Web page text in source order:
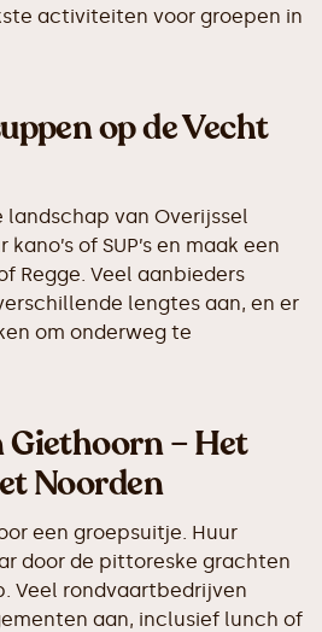
activiteiten voor groepen in
op de Vecht
van Overijssel
of SUP’s en maak een
Regge. Veel aanbieders
lengtes aan, en er
om onderweg te
Giethoorn – Het
Noorden
een groepsuitje. Huur
door de pittoreske grachten
Veel rondvaartbedrijven
aan, inclusief lunch of